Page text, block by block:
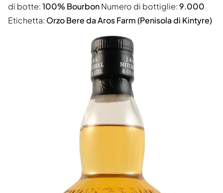
di botte:100% BourbonNumero di bottiglie:9.000
Etichetta: Orzo Bere da Aros Farm (Penisola di Kintyre)